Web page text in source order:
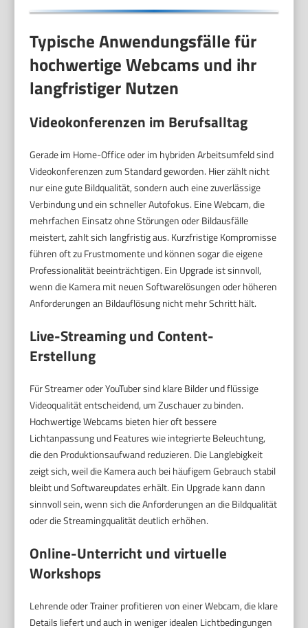
Typische Anwendungsfälle für
hochwertige Webcams und ihr
langfristiger Nutzen
Videokonferenzen im Berufsalltag
Gerade im Home-Office oder im hybriden Arbeitsumfeld sind
Videokonferenzen zum Standard geworden. Hier zählt nicht
nur eine gute Bildqualität, sondern auch eine zuverlässige
Verbindung und ein schneller Autofokus. Eine Webcam, die
mehrfachen Einsatz ohne Störungen oder Bildausfälle
meistert, zahlt sich langfristig aus. Kurzfristige Kompromisse
führen oft zu Frustmomente und können sogar die eigene
Professionalität beeinträchtigen. Ein Upgrade ist sinnvoll,
wenn die Kamera mit neuen Softwarelösungen oder höheren
Anforderungen an Bildauflösung nicht mehr Schritt hält.
Live-Streaming und Content-
Erstellung
Für Streamer oder YouTuber sind klare Bilder und flüssige
Videoqualität entscheidend, um Zuschauer zu binden.
Hochwertige Webcams bieten hier oft bessere
Lichtanpassung und Features wie integrierte Beleuchtung,
die den Produktionsaufwand reduzieren. Die Langlebigkeit
zeigt sich, weil die Kamera auch bei häufigem Gebrauch stabil
bleibt und Softwareupdates erhält. Ein Upgrade kann dann
sinnvoll sein, wenn sich die Anforderungen an die Bildqualität
oder die Streamingqualität deutlich erhöhen.
Online-Unterricht und virtuelle
Workshops
Lehrende oder Trainer profitieren von einer Webcam, die klare
Details liefert und auch in weniger idealen Lichtbedingungen